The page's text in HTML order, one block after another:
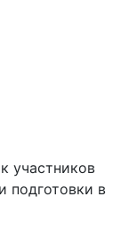
участников
подготовки в